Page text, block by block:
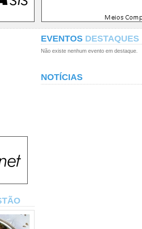
EVENTOS DESTAQUES
Não existe nenhum evento em destaque.
NOTÍCIAS